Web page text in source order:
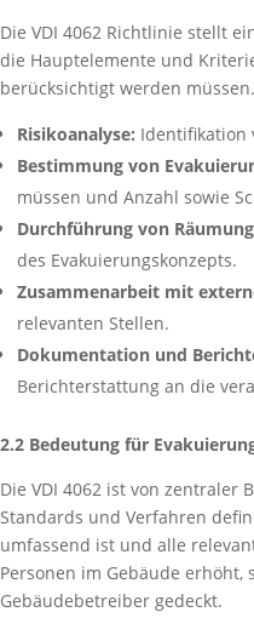
Die VDI 4062 Richtlinie stellt
die Hauptelemente und
berücksichtigt werden
Risikoanalyse: Identifikation
Bestimmung von
müssen und Anzahl sowie
Durchführung von
des Evakuierungskonzepts.
Zusammenarbeit mit
relevanten Stellen.
Dokumentation und
Berichterstattung an die
2.2 Bedeutung für
Die VDI 4062 ist von zentraler
Standards und Verfahren
umfassend ist und alle
Personen im Gebäude
Gebäudebetreiber gedeckt.